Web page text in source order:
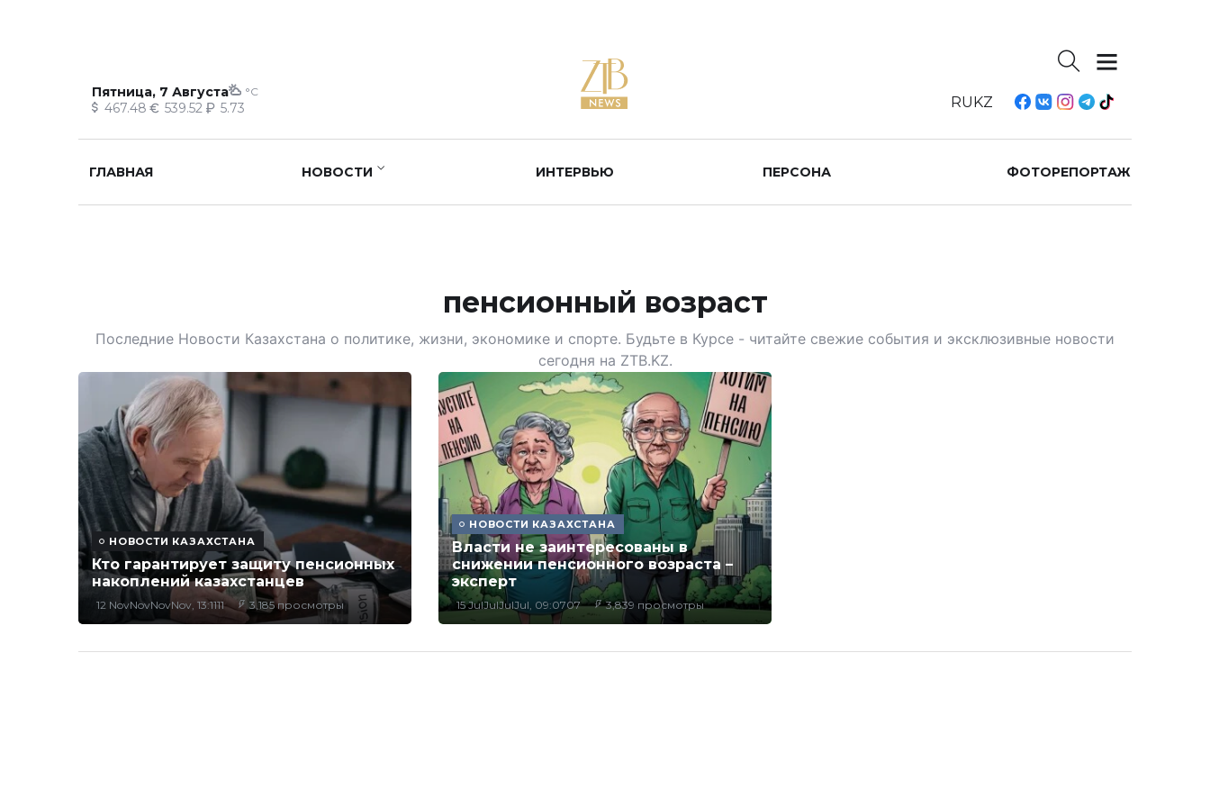
Пятница, 7 Августа °C
467.48 539.52 5.73 RUKZ
ГЛАВНАЯ НОВОСТИ ИНТЕРВЬЮ ПЕРСОНА ФОТОРЕПОРТАЖ
пенсионный возраст
Последние Новости Казахстана о политике, жизни, экономике и спорте. Будьте в Курсе - читайте свежие события и эксклюзивные новости
сегодня на ZTB.KZ.
НОВОСТИ КАЗАХСТАНА
Кто гарантирует защиту пенсионных
накоплений казахстанцев
12 NovNovNovNov, 13:1111 3,185 просмотры
НОВОСТИ КАЗАХСТАНА
Власти не заинтересованы в
снижении пенсионного возраста –
эксперт
15 JulJulJulJul, 09:0707 3,839 просмотры